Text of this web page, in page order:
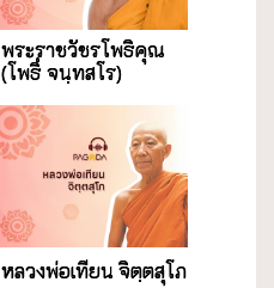
พระราชวัชรโพธิคุณ
(โพธิ์ จนฺทสโร)
หลวงพ่อเทียน จิตฺตสุโภ